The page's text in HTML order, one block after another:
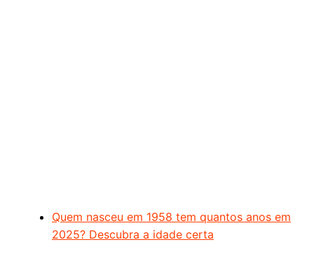
Quem nasceu em 1958 tem quantos anos em
2025? Descubra a idade certa